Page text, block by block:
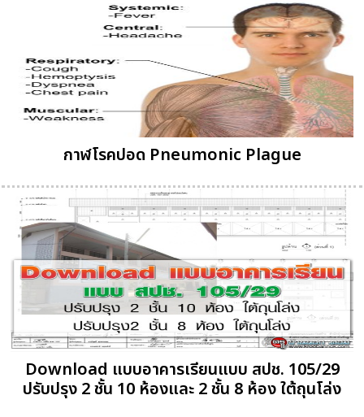
กาฬโรคปอด Pneumonic Plague
Download แบบอาคารเรียนแบบ สปช. 105/29
ปรับปรุง 2 ชั้น 10 ห้องและ 2 ชั้น 8 ห้อง ใต้ถุนโล่ง